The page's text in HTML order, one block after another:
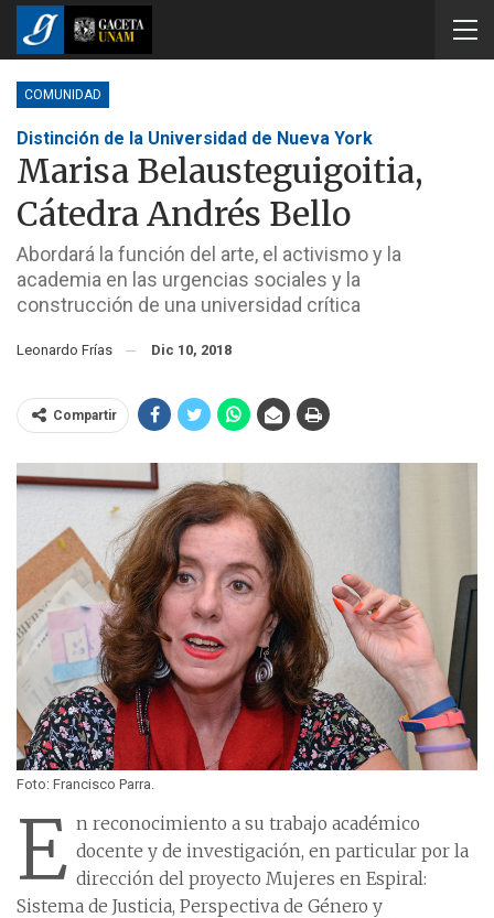
COMUNIDAD
Distinción de la Universidad de Nueva York
Marisa Belausteguigoitia,
Cátedra Andrés Bello
Abordará la función del arte, el activismo y la
academia en las urgencias sociales y la
construcción de una universidad crítica
Leonardo Frías Dic 10, 2018
Compartir
Foto: Francisco Parra.
E n reconocimiento a su trabajo académico
docente y de investigación, en particular por la
dirección del proyecto Mujeres en Espiral:
Sistema de Justicia, Perspectiva de Género y